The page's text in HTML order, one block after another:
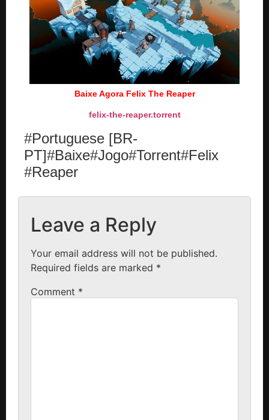
Baixe Agora Felix The Reaper
felix-the-reaper.torrent
#Portuguese [BR-
PT]#Baixe#Jogo#Torrent#Felix
#Reaper
Leave a Reply
Your email address will not be published.
Required fields are marked *
Comment *